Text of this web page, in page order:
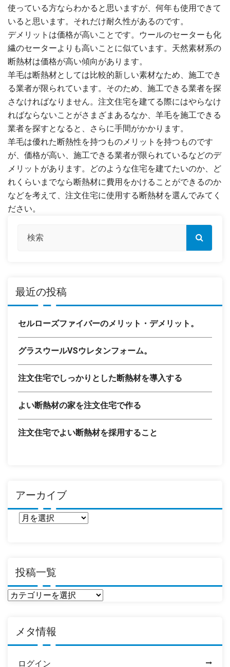
使っている方ならわかると思いますが、何年も使用できて
いると思います。それだけ耐久性があるのです。
デメリットは価格が高いことです。ウールのセーターも化
繊のセーターよりも高いことに似ています。天然素材系の
断熱材は価格が高い傾向があります。
羊毛は断熱材としては比較的新しい素材なため、施工でき
る業者が限られています。そのため、施工できる業者を探
さなければなりません。注文住宅を建てる際にはやらなけ
ればならないことがさまざまあるなか、羊毛を施工できる
業者を探すとなると、さらに手間がかかります。
羊毛は優れた断熱性を持つものメリットを持つものです
が、価格が高い、施工できる業者が限られているなどのデ
メリットがあります。どのような住宅を建てたいのか、ど
れくらいまでなら断熱材に費用をかけることができるのか
などを考えて、注文住宅に使用する断熱材を選んでみてく
ださい。
最近の投稿
セルローズファイバーのメリット・デメリット。
グラスウールVSウレタンフォーム。
注文住宅でしっかりとした断熱材を導入する
よい断熱材の家を注文住宅で作る
注文住宅でよい断熱材を採用すること
アーカイブ
投稿一覧
投
メタ情報
ログイン